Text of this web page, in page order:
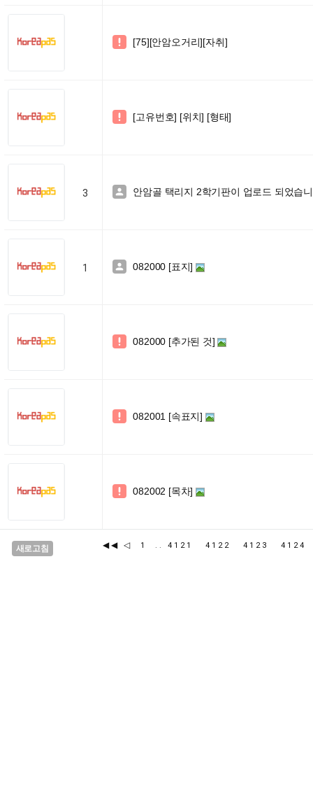
 [75][안암오거리][자취]
 [고유번호] [위치] [형태]
3  안암골 택리지 2학기판이 업로드 되었습
1  082000 [표지]
 082000 [추가된 것]
 082001 [속표지]
 082002 [목차]
새로고침 ◀◀ ◁ 1 .. 4121 4122 4123